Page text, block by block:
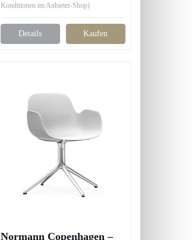
Konditionen im Anbieter-Shop)
Details Kaufen
Normann Copenhagen –